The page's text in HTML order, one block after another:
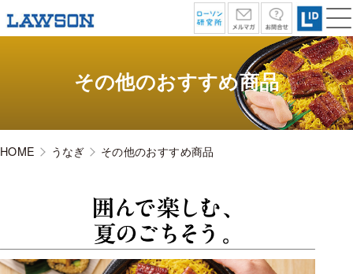
その他のおすすめ商品
HOME うなぎ その他のおすすめ商品